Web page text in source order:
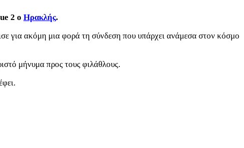
2 ο Ηρακλής.
για ακόμη μια φορά τη σύνδεση που υπάρχει ανάμεσα στον κόσμο
μήνυμα προς τους φιλάθλους.